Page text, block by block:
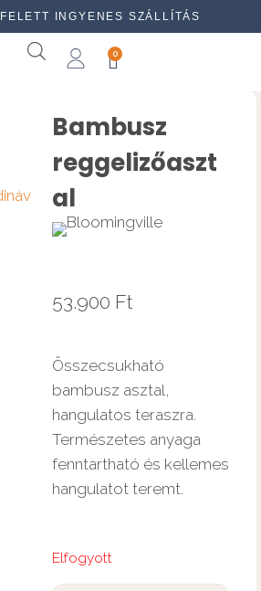
FELETT INGYENES SZÁLLÍTÁS
0
Bambusz
reggelizőaszt
al
53.900 Ft
Összecsukható
bambusz asztal,
hangulatos teraszra.
Természetes anyaga
fenntartható és kellemes
hangulatot teremt.
Elfogyott